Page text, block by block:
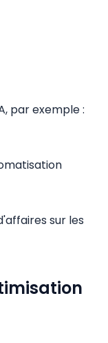
par exemple :
sur les